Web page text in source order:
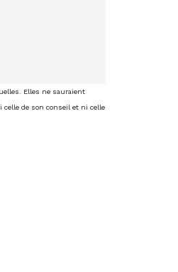
Elles ne sauraient
de son conseil et ni celle